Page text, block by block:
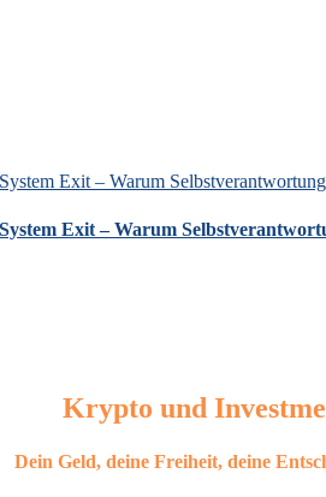
System Exit – Warum
System Exit – Warum
Krypto und
Dein Geld, deine Freiheit, deine